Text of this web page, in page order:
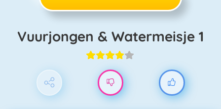
Vuurjongen & Watermeisje 1